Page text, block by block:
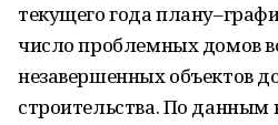
текущего года
число проблемных домов
незавершенных объектов
строительства. По данным